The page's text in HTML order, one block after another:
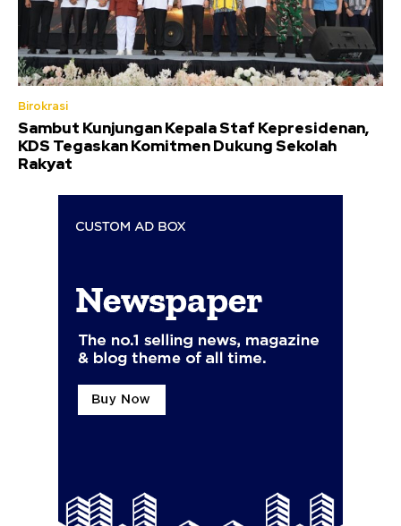
Birokrasi
Sambut Kunjungan Kepala Staf Kepresidenan,
KDS Tegaskan Komitmen Dukung Sekolah
Rakyat